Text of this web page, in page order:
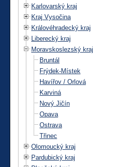
Karlovarský kraj
Kraj Vysočina
Královéhradecký kraj
Liberecký kraj
Moravskoslezský kraj
Bruntál
Frýdek-Místek
Havířov / Orlová
Karviná
Nový Jičín
Opava
Ostrava
Třinec
Olomoucký kraj
Pardubický kraj